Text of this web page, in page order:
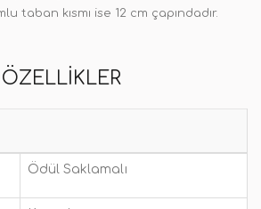
taban kısmı ise 12 cm çapındadır.
ÖZELLIKLER
Ödül Saklamalı